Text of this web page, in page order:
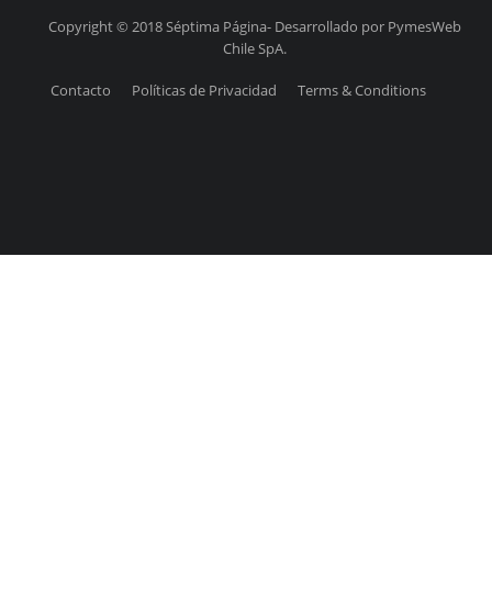
Copyright © 2018 Séptima Página- Desarrollado por PymesWeb
Chile SpA.
Contacto Políticas de Privacidad Terms & Conditions